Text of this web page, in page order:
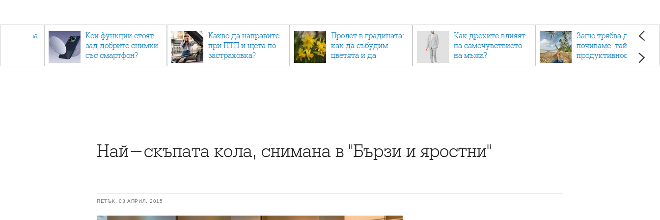
съвети за
Кои функции стоят
зад добрите снимки
със смартфон?
Какво да направите
при ПТП и щета по
застраховка?
Пролет в градината:
как да събудим
цветята и да
създадем зелен
Как дрехите влияят
на самочувствието
на мъжа?
Защо трябва да си
почиваме: тайната на
продуктивността,
здравето и добрия
Най-скъпата кола, снимана в "Бързи и яростни"
ПЕТЪК, 03 АПРИЛ, 2015